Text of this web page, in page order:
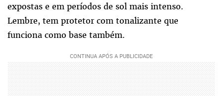
expostas e em períodos de sol mais intenso.
Lembre, tem protetor com tonalizante que
funciona como base também.